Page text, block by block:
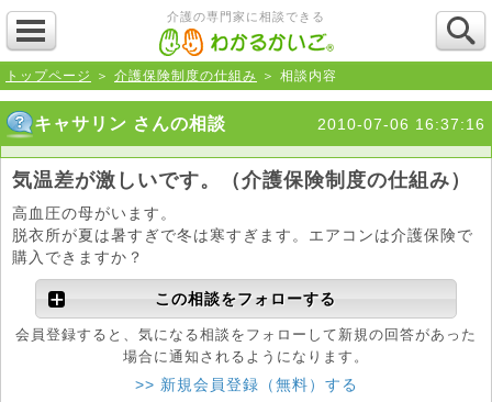
介護の専門家に相談できる
トップページ ＞ 介護保険制度の仕組み ＞ 相談内容
キャサリン さんの相談 2010-07-06 16:37:16
気温差が激しいです。（介護保険制度の仕組み）
高血圧の母がいます。
脱衣所が夏は暑すぎで冬は寒すぎます。エアコンは介護保険で
購入できますか？
この相談をフォローする
会員登録すると、気になる相談をフォローして新規の回答があった
場合に通知されるようになります。
>> 新規会員登録（無料）する